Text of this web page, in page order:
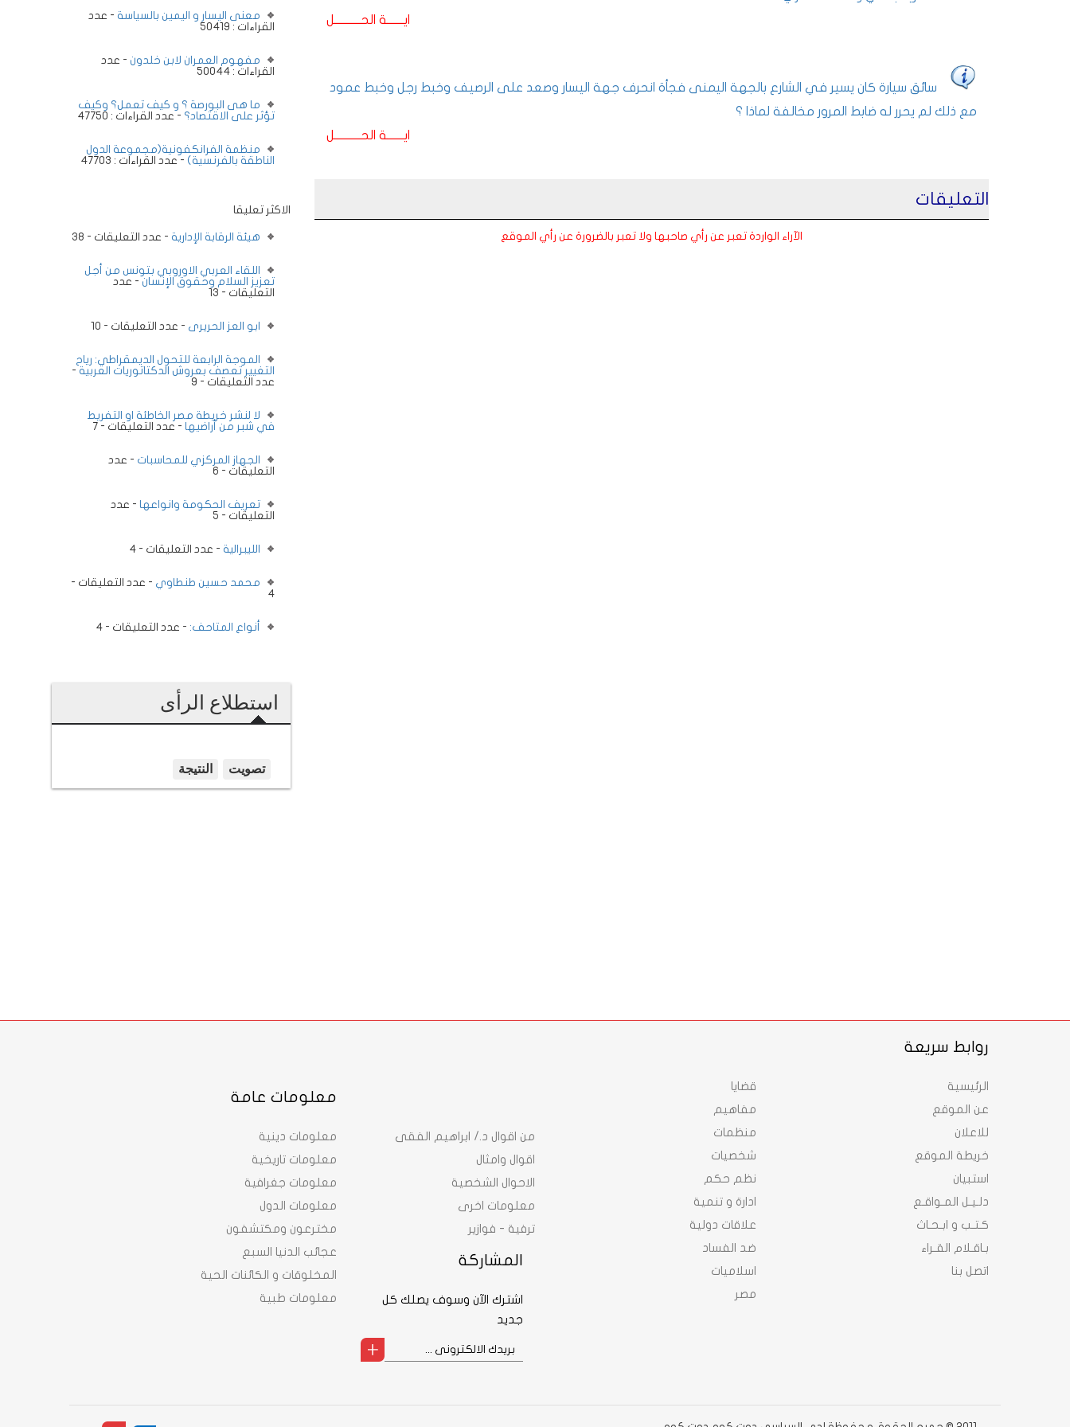
ايـــــــة الحـــــــــــل
سائق سيارة كان يسير في الشارع بالجهة اليمنى فجأة انحرف جهة اليسار وصعد على الرصيف وخبط رجل وخبط عمود
مع ذلك لم يحرر له ضابط المرور مخالفة لماذا ؟
ايـــــــة الحـــــــــــل
التعليقات
الآراء الواردة تعبر عن رأي صاحبها ولا تعبر بالضرورة عن رأي الموقع
معنى اليسار و اليمين بالسياسة - عدد
القراءات : 50419
مفهوم العمران لابن خلدون - عدد
القراءات : 50044
ما هى البورصة ؟ و كيف تعمل؟ وكيف
تؤثر على الاقتصاد؟ - عدد القراءات : 47750
منظمة الفرانكفونية(مجموعة الدول
الناطقة بالفرنسية) - عدد القراءات : 47703
الاكثر تعليقا
هيئة الرقابة الإدارية - عدد التعليقات - 38
اللقاء العربي الاوروبي بتونس من أجل
تعزيز السلام وحقوق الإنسان - عدد
التعليقات - 13
ابو العز الحريرى - عدد التعليقات - 10
الموجة الرابعة للتحول الديمقراطي: رياح
التغيير تعصف بعروش الدكتاتوريات العربية -
عدد التعليقات - 9
لا لنشر خريطة مصر الخاطئة او التفريط
في شبر من أراضيها - عدد التعليقات - 7
الجهاز المركزي للمحاسبات - عدد
التعليقات - 6
تعريف الحكومة وانواعها - عدد
التعليقات - 5
الليبرالية - عدد التعليقات - 4
محمد حسين طنطاوي - عدد التعليقات -
4
أنواع المتاحف: - عدد التعليقات - 4
استطلاع الرأى
روابط سريعة
الرئيسية
عن الموقع
للاعلان
خريطة الموقع
استبيان
دلـيـل المـواقـع
كـتـب و ابـحـاث
بـاقـلام القـراء
اتصل بنا
قضايا
مفاهيم
منظمات
شخصيات
نظم حكم
ادارة و تنمية
علاقات دولية
ضد الفساد
اسلاميات
مصر
معلومات عامة
معلومات دينية
معلومات تاريخية
معلومات جغرافية
معلومات الدول
مخترعون ومكتشفون
عجائب الدنيا السبع
المخلوقات و الكائنات الحية
معلومات طبية
من اقوال د./ ابراهيم الفقى
اقوال وامثال
الاحوال الشخصية
معلومات اخرى
ترفية - فوازير
المشاركة
اشترك الآن وسوف يصلك كل
جديد